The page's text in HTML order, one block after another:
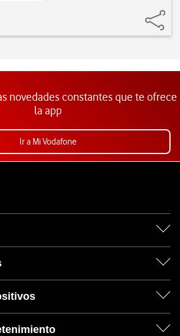
novedades constantes que te ofrece
la app
Ir a Mi Vodafone
sociales de Vodafone